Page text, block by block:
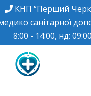
КНП “Перший
санітарної
8:00 - 14:00, нд: